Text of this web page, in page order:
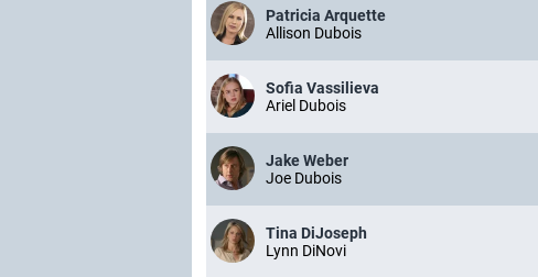
Patricia Arquette
Allison Dubois
Sofia Vassilieva
Ariel Dubois
Jake Weber
Joe Dubois
Tina DiJoseph
Lynn DiNovi